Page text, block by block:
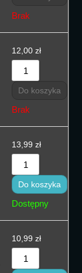
Brak
12,00 zł
Do koszyka
Brak
13,99 zł
Do koszyka
Dostępny
10,99 zł